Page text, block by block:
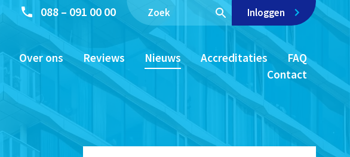
088 – 091 00 00 Inloggen
Over ons Reviews Nieuws Accreditaties
FAQ
Contact